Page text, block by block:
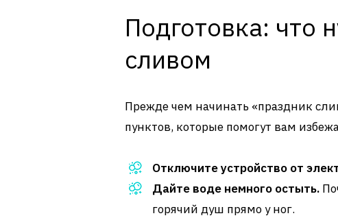
Подготовка: что
сливом
Прежде чем начинать «праздник
пунктов, которые помогут вам
Отключите устройство от
Дайте воде немного остыть.
горячий душ прямо у ног.